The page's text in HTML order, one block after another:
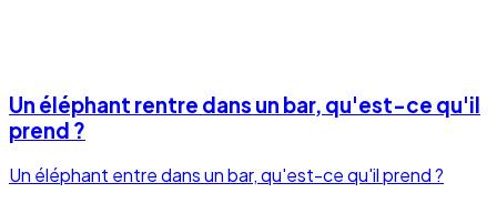
Un éléphant rentre dans un bar, qu'est-ce qu'il
prend ?
Un éléphant entre dans un bar, qu'est-ce qu'il prend ?